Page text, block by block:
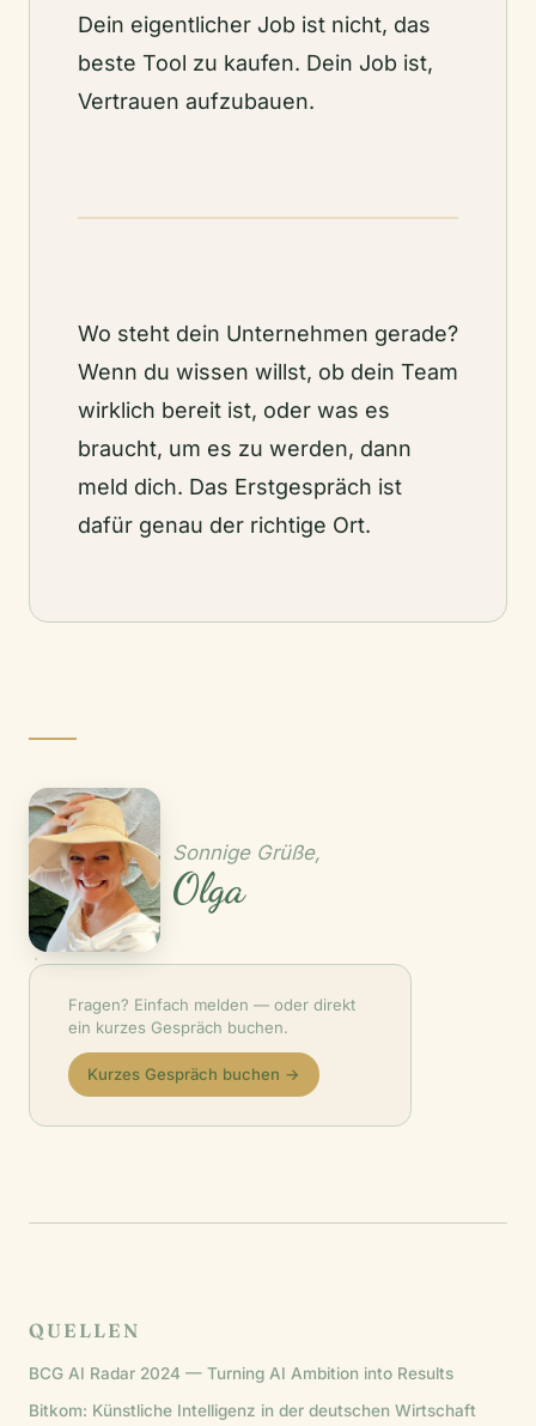
Dein eigentlicher Job ist nicht, das
beste Tool zu kaufen. Dein Job ist,
Vertrauen aufzubauen.
Wo steht dein Unternehmen gerade?
Wenn du wissen willst, ob dein Team
wirklich bereit ist, oder was es
braucht, um es zu werden, dann
meld dich. Das Erstgespräch ist
dafür genau der richtige Ort.
Sonnige Grüße,
Olga
Fragen? Einfach melden — oder direkt
ein kurzes Gespräch buchen.
Kurzes Gespräch buchen →
QUELLEN
BCG AI Radar 2024 — Turning AI Ambition into Results
Bitkom: Künstliche Intelligenz in der deutschen Wirtschaft